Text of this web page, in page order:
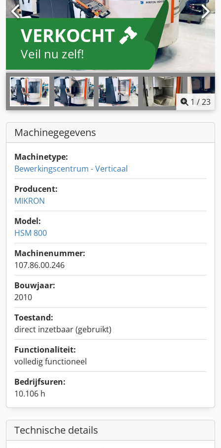
VERKOCHT
Veil nu zelf!
1 /23
Machinegegevens
Machinetype:
Bewerkingscentrum - Verticaal
Producent:
MIKRON
Model:
HSM 800
Machinenummer:
107.86.00.246
Bouwjaar:
2010
Toestand:
direct inzetbaar (gebruikt)
Functionaliteit:
volledig functioneel
Bedrijfsuren:
10.106 h
Technische details